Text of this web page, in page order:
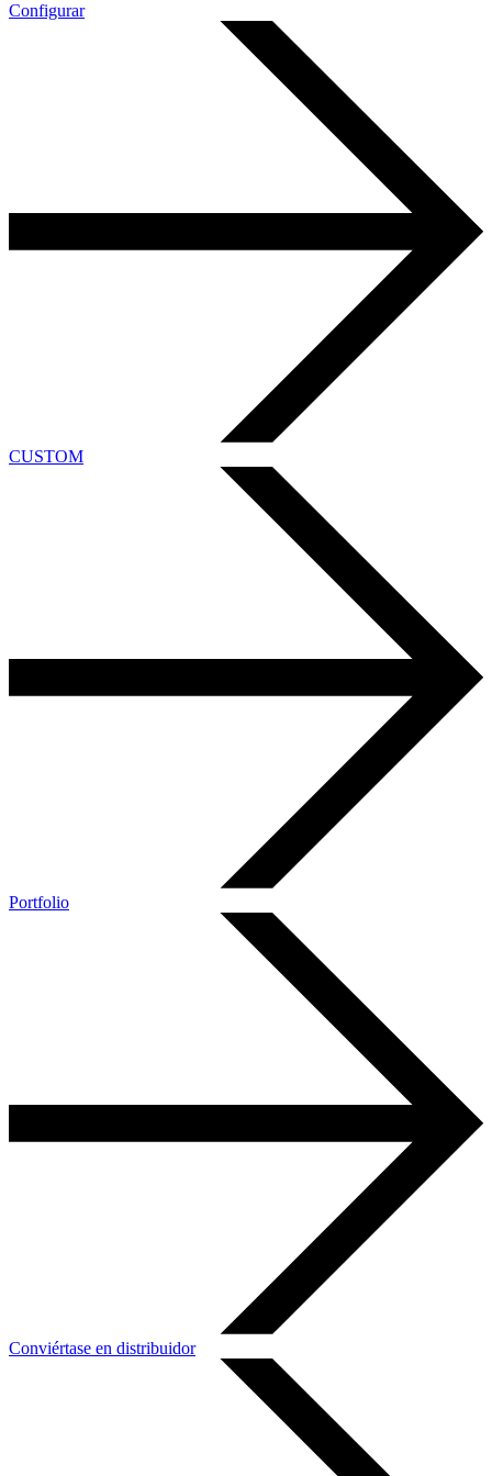
Configurar
CUSTOM
Portfolio
Conviértase en distribuidor